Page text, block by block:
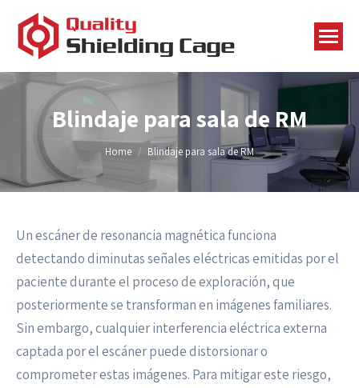
Blindaje para sala de RM
You are here:
Home Blindaje para sala de RM
Un escáner de resonancia magnética funciona
detectando diminutas señales eléctricas emitidas por el
paciente durante el proceso de exploración, que
posteriormente se transforman en imágenes familiares.
Sin embargo, cualquier interferencia eléctrica externa
captada por el escáner puede distorsionar o
comprometer estas imágenes. Para mitigar este riesgo,